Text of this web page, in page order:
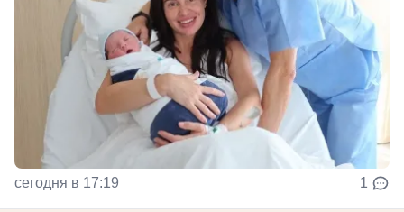
сегодня в 17:19 1